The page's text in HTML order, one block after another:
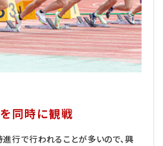
同時に観戦
行で行われることが多いので、興